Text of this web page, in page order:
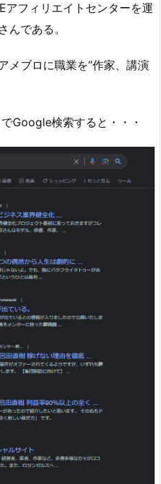
アフィリエイトセンターを運
んである。
メブロに職業を”作家、講演
Google検索すると・・・